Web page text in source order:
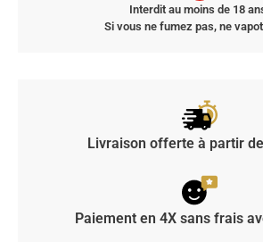
Interdit au moins de 18
Si vous ne fumez pas, ne
Livraison offerte à partir
Paiement en 4X sans frais